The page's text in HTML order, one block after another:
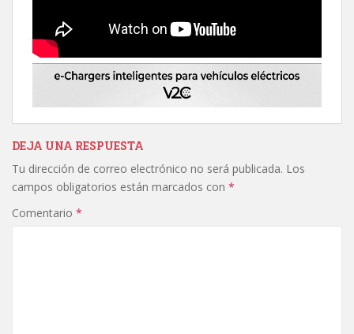
DEJA UNA RESPUESTA
Tu dirección de correo electrónico no será publicada. Los
campos obligatorios están marcados con *
Comentario *